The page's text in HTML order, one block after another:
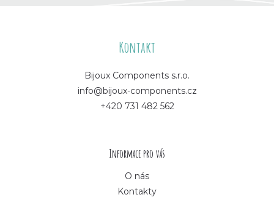
Kontakt
Bijoux Components s.r.o.
info@bijoux-components.cz
+420 731 482 562
Informace pro vás
O nás
Kontakty